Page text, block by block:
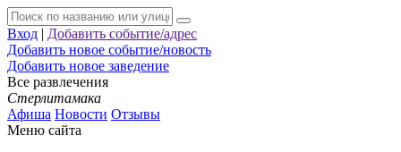
Вход | Добавить событие/адрес
Добавить новое событие/новость
Добавить новое заведение
Все развлечения
Стерлитамака
Афиша Новости Отзывы
Меню сайта